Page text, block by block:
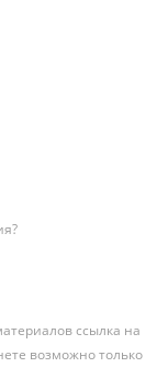
ссылка на
возможно только